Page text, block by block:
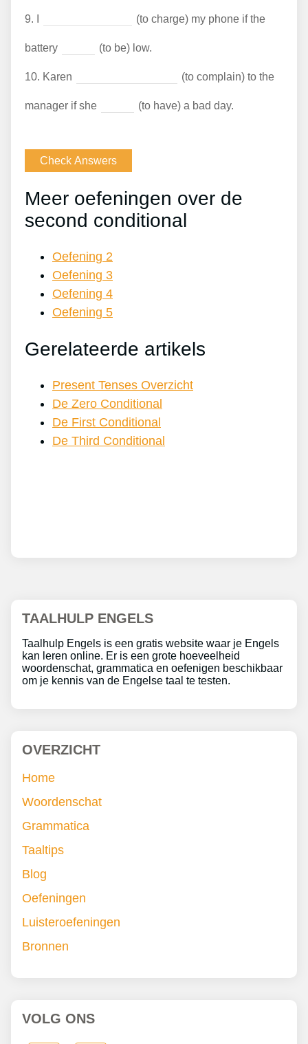
9. (to charge) my phone if the
battery (to be) low.
10. Karen (to complain) to the
manager if she (to have) a bad day.
Meer oefeningen over de
second conditional
Oefening 2
Oefening 3
Oefening 4
Oefening 5
Gerelateerde artikels
Present Tenses Overzicht
De Zero Conditional
De First Conditional
De Third Conditional
TAALHULP ENGELS
Taalhulp Engels is een gratis website waar je Engels
kan leren online. Er is een grote hoeveelheid
woordenschat, grammatica en oefenigen beschikbaar
om je kennis van de Engelse taal te testen.
OVERZICHT
Home
Woordenschat
Grammatica
Taaltips
Blog
Oefeningen
Luisteroefeningen
Bronnen
VOLG ONS